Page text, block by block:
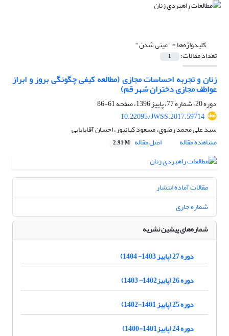
کلیدواژه‌ها ="عینی شدن"
تعداد مقالات: 1
زنان و تجربه احساسات مجازی (مطالعه کیفی چگونگی بروز و ابراز
عواطف مجازی دختران شهر قم)
دوره 20، شماره 77، پاییز 1396، صفحه
61-86
10.22095/JWSS.2017.59714
سید علی محمد رضوی، مسعود کیانپور، احسان آقابابایی
مشاهده مقاله
اصل مقاله 2.91 M
مقالات آماده انتشار
شماره جاری
شماره‌های پیشین نشریه
دوره 27 (پاییز 1403- 1404)
دوره 26 (پاییز1402- 1403)
دوره 25 (پاییز 1401-1402)
دوره 24 (پاییز1401-1400)